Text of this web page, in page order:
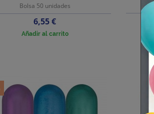
Bolsa 50 unidades
Precio
6,55 €
Añadir al carrito